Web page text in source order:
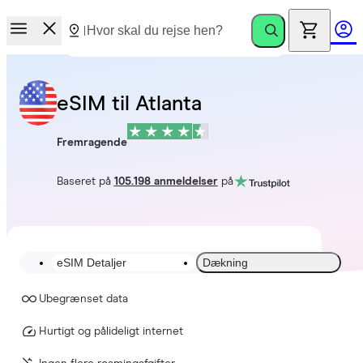
eSIM til Atlanta
Fremragende
Baseret på 105.198 anmeldelserpå
eSIM Detaljer Dækning
Ubegrænset data
Hurtigt og pålideligt internet